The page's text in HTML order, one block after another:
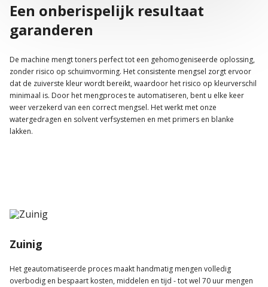
Een onberispelijk resultaat
garanderen
De machine mengt toners perfect tot een gehomogeniseerde oplossing,
zonder risico op schuimvorming. Het consistente mengsel zorgt ervoor
dat de zuiverste kleur wordt bereikt, waardoor het risico op kleurverschil
minimaal is. Door het mengproces te automatiseren, bent u elke keer
weer verzekerd van een correct mengsel. Het werkt met onze
watergedragen en solvent verfsystemen en met primers en blanke
lakken.
Zuinig
Het geautomatiseerde proces maakt handmatig mengen volledig
overbodig en bespaart kosten, middelen en tijd - tot wel 70 uur mengen